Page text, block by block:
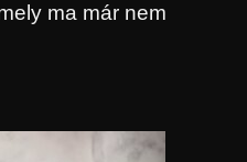
ma már nem